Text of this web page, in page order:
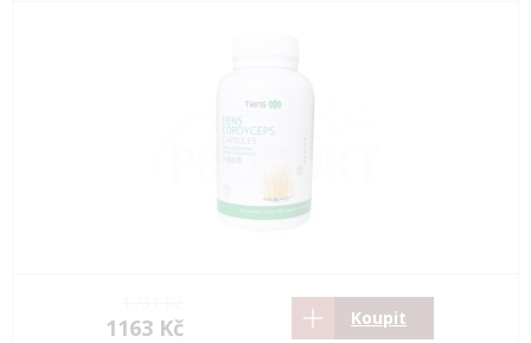
1163 Kč Koupit